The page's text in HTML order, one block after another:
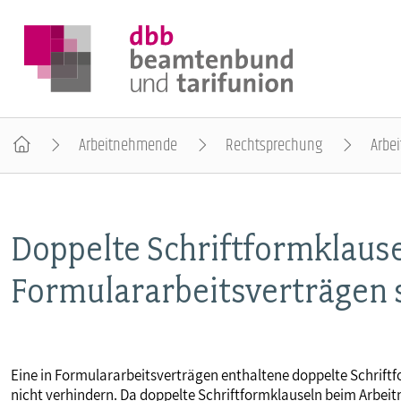
BEAMTINNEN & BEAMTE
ARBEITNEHMENDE
POLITIK & POSITIONEN
Arbeitnehmende Rechtsprechung
Doppelte
Formulararbeitsverträgen
Eine in Formulararbeitsverträgen enthaltene doppelte
nicht verhindern. Da doppelte Schriftformklauseln beim